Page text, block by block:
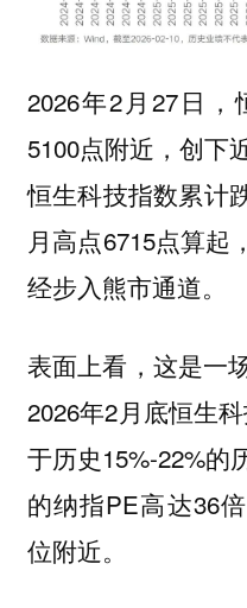
2026年2月27日
5100点附近，创下
恒生科技指数累计
月高点6715点算起
经步入熊市通道。
表面上看，这是一
2026年2月底恒生
于历史15%-22%的
的纳指PE高达36
位附近。